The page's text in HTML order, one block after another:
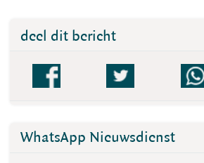
deel dit bericht
WhatsApp Nieuwsdienst